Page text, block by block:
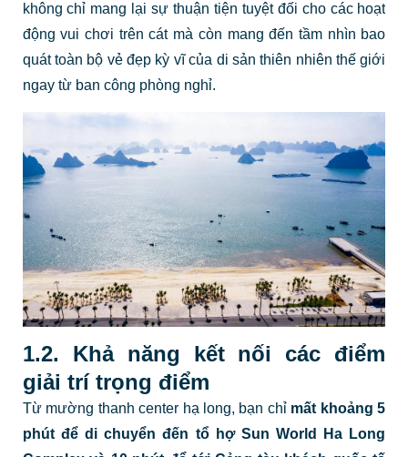
không chỉ mang lại sự thuận tiện tuyệt đối cho các hoạt
động vui chơi trên cát mà còn mang đến tầm nhìn bao
quát toàn bộ vẻ đẹp kỳ vĩ của di sản thiên nhiên thế giới
ngay từ ban công phòng nghỉ.
1.2. Khả năng kết nối các điểm
giải trí trọng điểm
Từ mường thanh center hạ long, bạn chỉ mất khoảng 5
phút để di chuyển đến tổ hợ Sun World Ha Long